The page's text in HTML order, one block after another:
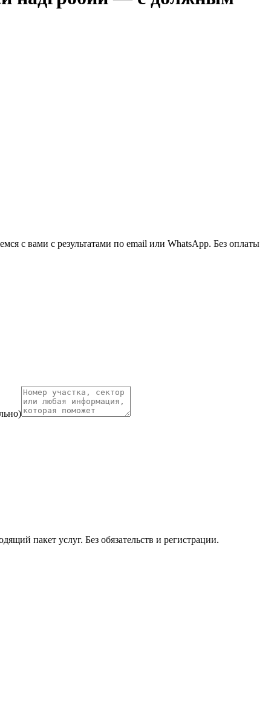
с вами с результатами по email или WhatsApp. Без оплаты
пакет услуг. Без обязательств и регистрации.